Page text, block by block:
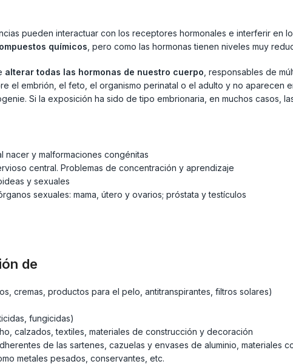
pueden interactuar con los receptores hormonales e interferir en
químicos , pero como las hormonas tienen niveles muy
alterar todas las hormonas de nuestro cuerpo , responsables de
el embrión, el feto, el organismo perinatal o el adulto y no aparecen
Si la exposición ha sido de tipo embrionaria, en muchos casos,
y malformaciones congénitas
central. Problemas de concentración y aprendizaje
y sexuales
sexuales: mama, útero y ovarios; próstata y testículos
de
cremas, productos para el pelo, antitranspirantes, filtros solares)
fungicidas)
calzados, textiles, materiales de construcción y decoración
de las sartenes, cazuelas y envases de aluminio, materiales
metales pesados, conservantes, etc.